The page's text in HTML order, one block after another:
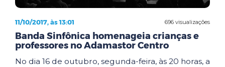
696 visualizações
11/10/2017, às 13:01
Banda Sinfônica homenageia crianças e
professores no Adamastor Centro
No dia 16 de outubro, segunda-feira, às 20 horas, a